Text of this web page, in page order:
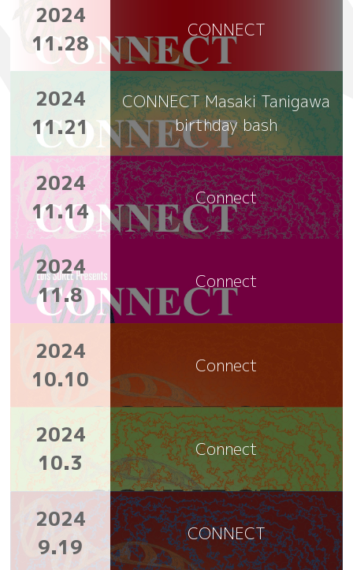
2024
11.28
CONNECT
2024
11.21
CONNECT Masaki Tanigawa
birthday bash
2024
11.14
Connect
2024
11.8
Connect
2024
10.10
Connect
2024
10.3
Connect
2024
9.19
CONNECT